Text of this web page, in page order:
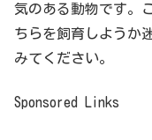
気のある動物です。
ちらを飼育しようか
みてください。
Sponsored Links